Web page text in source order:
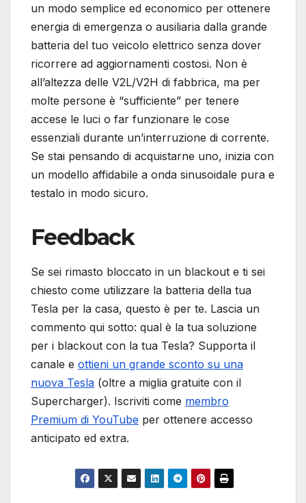
un modo semplice ed economico per ottenere
energia di emergenza o ausiliaria dalla grande
batteria del tuo veicolo elettrico senza dover
ricorrere ad aggiornamenti costosi. Non è
all’altezza delle V2L/V2H di fabbrica, ma per
molte persone è “sufficiente” per tenere
accese le luci o far funzionare le cose
essenziali durante un’interruzione di corrente.
Se stai pensando di acquistarne uno, inizia con
un modello affidabile a onda sinusoidale pura e
testalo in modo sicuro.
Feedback
Se sei rimasto bloccato in un blackout e ti sei
chiesto come utilizzare la batteria della tua
Tesla per la casa, questo è per te. Lascia un
commento qui sotto: qual è la tua soluzione
per i blackout con la tua Tesla? Supporta il
canale e ottieni un grande sconto su una
nuova Tesla (oltre a miglia gratuite con il
Supercharger). Iscriviti come membro
Premium di YouTube per ottenere accesso
anticipato ed extra.